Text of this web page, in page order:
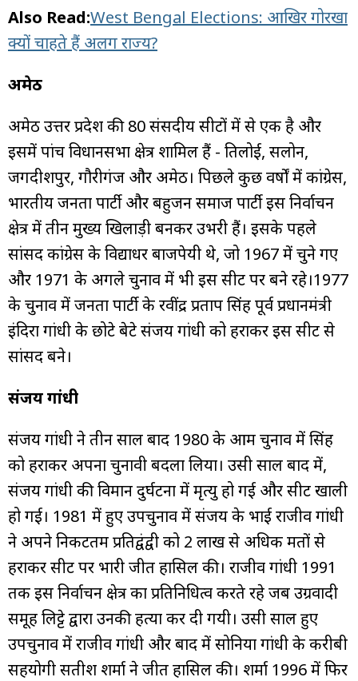
Also Read:West Bengal Elections: आखिर गोरखा
क्यों चाहते हैं अलग राज्य?
अमेठी
अमेठी उत्तर प्रदेश की 80 संसदीय सीटों में से एक है और
इसमें पांच विधानसभा क्षेत्र शामिल हैं - तिलोई, सलोन,
जगदीशपुर, गौरीगंज और अमेठी। पिछले कुछ वर्षों में कांग्रेस,
भारतीय जनता पार्टी और बहुजन समाज पार्टी इस निर्वाचन
क्षेत्र में तीन मुख्य खिलाड़ी बनकर उभरी हैं। इसके पहले
सांसद कांग्रेस के विद्याधर बाजपेयी थे, जो 1967 में चुने गए
और 1971 के अगले चुनाव में भी इस सीट पर बने रहे।1977
के चुनाव में जनता पार्टी के रवींद्र प्रताप सिंह पूर्व प्रधानमंत्री
इंदिरा गांधी के छोटे बेटे संजय गांधी को हराकर इस सीट से
सांसद बने।
संजय गांधी
संजय गांधी ने तीन साल बाद 1980 के आम चुनाव में सिंह
को हराकर अपना चुनावी बदला लिया। उसी साल बाद में,
संजय गांधी की विमान दुर्घटना में मृत्यु हो गई और सीट खाली
हो गई। 1981 में हुए उपचुनाव में संजय के भाई राजीव गांधी
ने अपने निकटतम प्रतिद्वंद्वी को 2 लाख से अधिक मतों से
हराकर सीट पर भारी जीत हासिल की। राजीव गांधी 1991
तक इस निर्वाचन क्षेत्र का प्रतिनिधित्व करते रहे जब उग्रवादी
समूह लिट्टे द्वारा उनकी हत्या कर दी गयी। उसी साल हुए
उपचुनाव में राजीव गांधी और बाद में सोनिया गांधी के करीबी
सहयोगी सतीश शर्मा ने जीत हासिल की। शर्मा 1996 में फिर